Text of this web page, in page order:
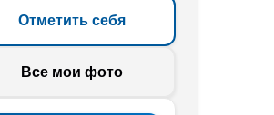
Отметить себя
Все мои фото